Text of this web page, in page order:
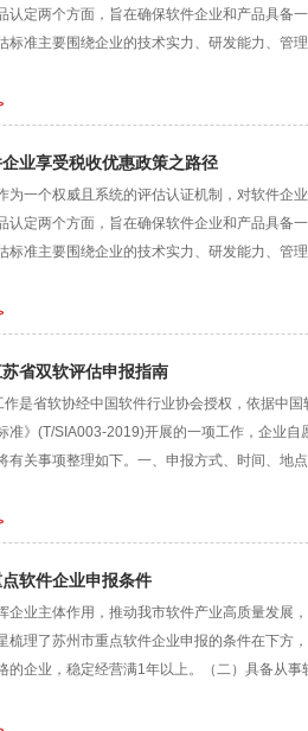
认定两个方面，旨在确保软件企业和产品具备
标准主要围绕企业的技术实力、研发能力、管
业享受税收优惠政策之路径
为一个权威且系统的评估认证机制，对软件企
认定两个方面，旨在确保软件企业和产品具备
标准主要围绕企业的技术实力、研发能力、管
苏省双软评估申报指南
作是省软协经中国软件行业协会授权，依据中
准》(T/SIA003-2019)开展的一项工作，企业
有关事项整理如下。一、申报方式、时间、地
软件企业申报条件
企业主体作用，推动我市软件产业高质量发展
梳理了苏州市重点软件企业申报的条件在下方
的企业，稳定经营满1年以上。（二）具备从